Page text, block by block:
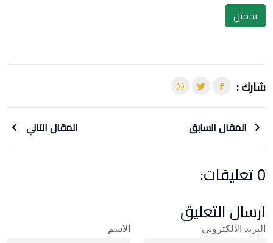
تحميل
شارك :
المقال السابق المقال التالي
0 تعليقات:
ارسال التعليق
الاسم البريد الالكتروني